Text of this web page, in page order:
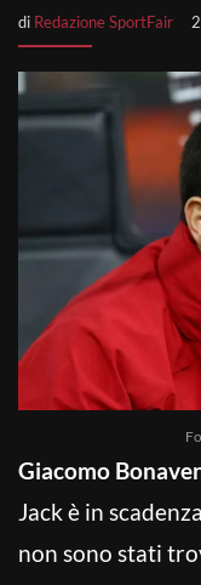
di Redazione SportFair
Giacomo
Jack è in
non sono stati